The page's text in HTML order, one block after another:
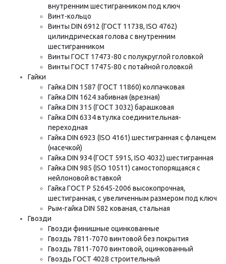
внутренним шестигранником под ключ
Винт-кольцо
Винты DIN 6912 (ГОСТ 11738, ISO 4762)
цилиндрическая голова с внутренним
шестигранником
Винты ГОСТ 17473-80 с полукруглой головкой
Винты ГОСТ 17475-80 с потайной головкой
Гайки
Гайка DIN 1587 (ГОСТ 11860) колпачковая
Гайка DIN 1624 забивная (врезная)
Гайка DIN 315 (ГОСТ 3032) барашковая
Гайка DIN 6334 втулка соединительная-
переходная
Гайка DIN 6923 (ISO 4161) шестигранная с фланцем
(насечкой)
Гайка DIN 934 (ГОСТ 5915, ISO 4032) шестигранная
Гайка DIN 985 (ISO 10511) самостопорящаяся с
нейлоновой вставкой
Гайка ГОСТ Р 52645-2006 высокопрочная,
шестигранная, с увеличенным размером под ключ
Рым-гайка DIN 582 кованая, стальная
Гвозди
Гвозди финишные оцинкованные
Гвоздь 7811-7070 винтовой без покрытия
Гвоздь 7811-7070 винтовой, оцинкованный
Гвоздь ГОСТ 4028 строительный